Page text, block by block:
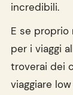
incredibili.
E se proprio
per i viaggi
troverai dei
viaggiare